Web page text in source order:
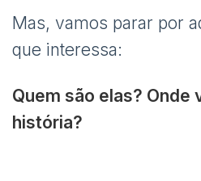
Mas, vamos parar por
que interessa:
Quem são elas? Onde
história?